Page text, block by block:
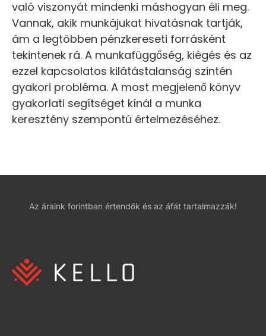
való viszonyát mindenki máshogyan éli meg.
Vannak, akik munkájukat hivatásnak tartják,
ám a legtöbben pénzkereseti forrásként
tekintenek rá. A munkafüggőség, kiégés és az
ezzel kapcsolatos kilátástalanság szintén
gyakori probléma. A most megjelenő könyv
gyakorlati segítséget kínál a munka
keresztény szempontú értelmezéséhez.
Az áraink forintban értendők és az áfát tartalmazzák!